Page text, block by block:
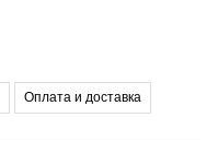
Оплата и доставка